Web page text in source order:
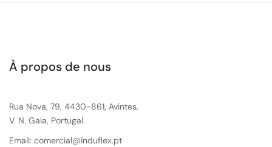
À propos de nous
Rua Nova, 79, 4430-861, Avintes,
V. N. Gaia, Portugal.
Email: comercial@induflex.pt